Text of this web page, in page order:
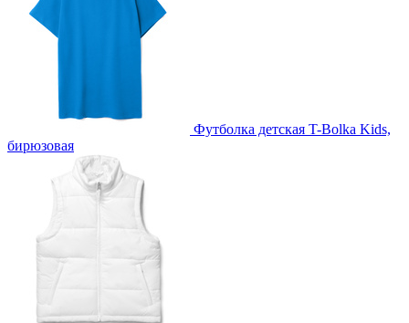
Футболка детская T-Bolka Kids,
бирюзовая